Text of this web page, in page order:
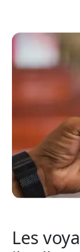
Les